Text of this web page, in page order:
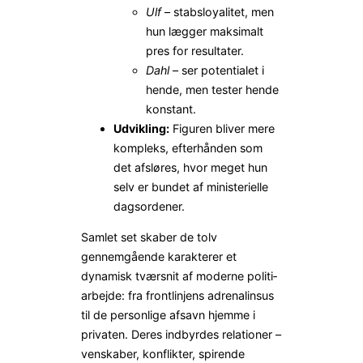
Ulf– stabsloyalitet, men
hun lægger maksimalt
pres for resultater.
Dahl– ser potentialet i
hende, men tester hende
konstant.
Udvikling: Figuren bliver mere
kompleks, efterhånden som
det afsløres, hvor meget hun
selv er bundet af ministerielle
dagsordener.
Samlet set skaber de tolv
gennemgående karakterer et
dynamisk tværsnit af moderne politi­
arbejde: fra frontlinjens adrenalinsus
til de personlige afsavn hjemme i
privaten. Deres indbyrdes relationer –
venskaber, konflikter, spirende